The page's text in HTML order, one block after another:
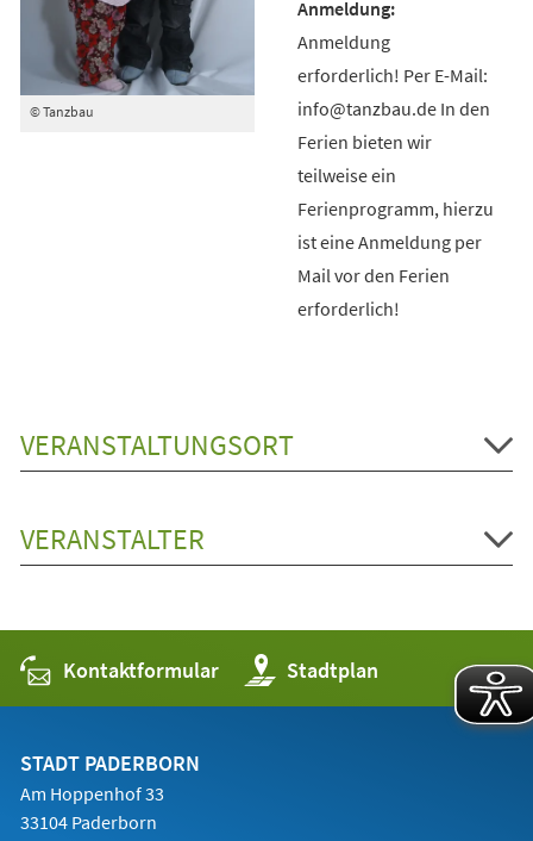
© Tanzbau
Anmeldung
erforderlich! Per E-Mail:
info@tanzbau.de In den
Ferien bieten wir
teilweise ein
Ferienprogramm, hierzu
ist eine Anmeldung per
Mail vor den Ferien
erforderlich!
VERANSTALTUNGSORT
VERANSTALTER
Kontaktformular Stadtplan
(Öffnet
in
einem
STADT PADERBORN
Am Hoppenhof 33
33104 Paderborn